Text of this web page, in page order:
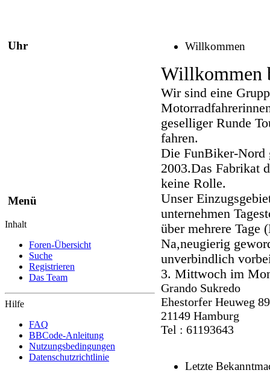
Uhr
Menü
Inhalt
Foren-Übersicht
Suche
Registrieren
Das Team
Hilfe
FAQ
BBCode-Anleitung
Nutzungsbedingungen
Datenschutzrichtlinie
Willkommen
Willkommen
Wir sind eine
geselliger Runde
fahren.
Die FunBiker-Nord
2003.Das Fabrikat
keine Rolle.
Unser
unternehmen
über mehrere Tage
Na,neugierig
unverbindlich
3. Mittwoch im
Grando Sukredo
Ehestorfer Heuweg 89
21149 Hamburg
Tel : 61193643
Letzte